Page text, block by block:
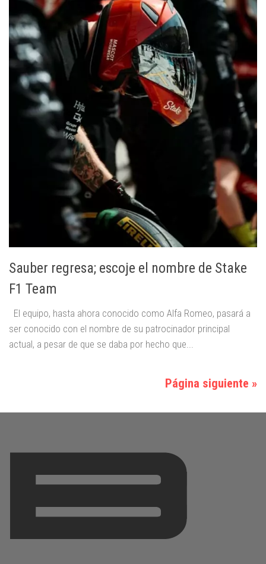
Sauber regresa; escoje el nombre de Stake
F1 Team
El equipo, hasta ahora conocido como Alfa Romeo, pasará a
ser conocido con el nombre de su patrocinador principal
actual, a pesar de que se daba por hecho que...
Página siguiente »